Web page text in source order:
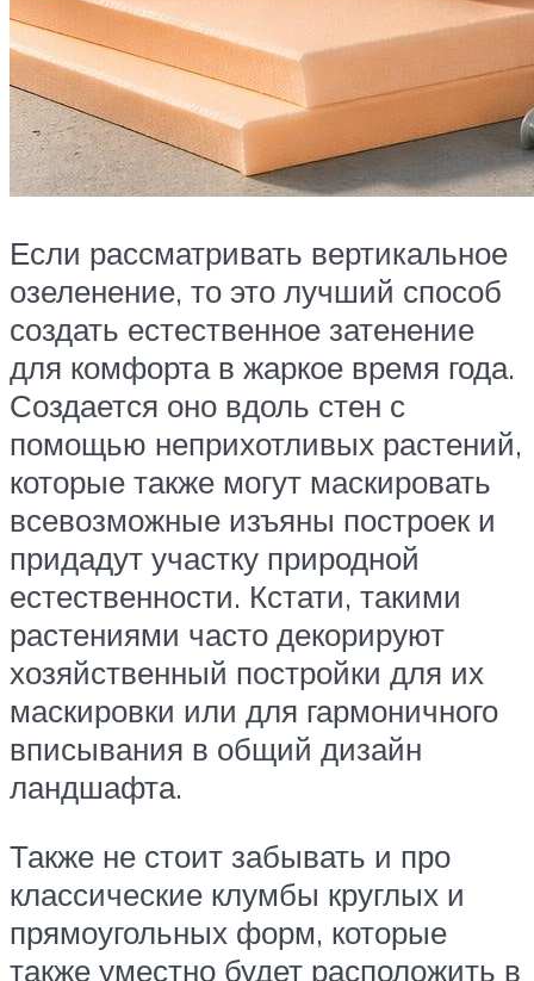
Если рассматривать вертикальное
озеленение, то это лучший способ
создать естественное затенение
для комфорта в жаркое время года.
Создается оно вдоль стен с
помощью неприхотливых растений,
которые также могут маскировать
всевозможные изъяны построек и
придадут участку природной
естественности. Кстати, такими
растениями часто декорируют
хозяйственный постройки для их
маскировки или для гармоничного
вписывания в общий дизайн
ландшафта.
Также не стоит забывать и про
классические клумбы круглых и
прямоугольных форм, которые
также уместно будет расположить в